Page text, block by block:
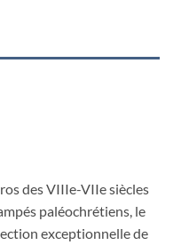
des VIIIe-VIIe siècles
paléochrétiens, le
exceptionnelle de